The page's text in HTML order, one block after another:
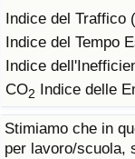
Indice del Traffico
Indice del Tempo
Indice
CO2 Indice delle
Stimiamo che in
per lavoro/scuola,
Indice Del Costo
Indice del Costo
ad Aqaba
Indice del Prezzo
Indice del
Indice della
Indice della
Criminalità